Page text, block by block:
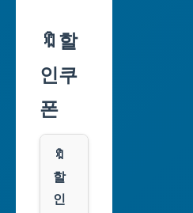
울
특
별
부
산
광
역
🔖할
인쿠
폰
🔖
할
인